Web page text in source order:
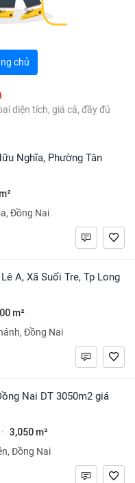
chủ
diện tích, giá cả, đầy đủ
Đồng Nai
m²
Đồng Nai
· 3,050 m²
Đồng Nai